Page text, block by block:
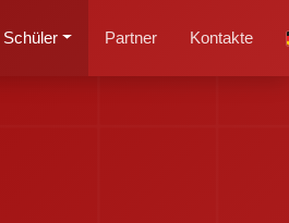
Schüler Partner Kontakte